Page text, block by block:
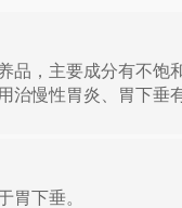
品，主要成分有不饱
治慢性胃炎、胃下垂
胃下垂。